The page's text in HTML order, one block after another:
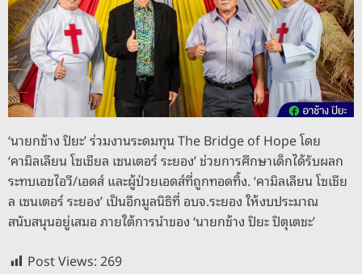
o
k
erk
‘นายกช้าง ปิยะ’ ร่วมงานระดมทุน The Bridge of Hope โดย
‘คามิลเลียน โซเชียล เซนเตอร์ ระยอง’ ช่วยการศึกษาเด็กได้รับผลก
ระทบเอชไอวี/เอดส์ และผู้ป่วยเอดส์ที่ถูกทอดทิ้ง. ‘คามิลเลียน โซเชีย
ล เซนเตอร์ ระยอง’ เป็นอีกมูลนิธิที่ อบจ.ระยอง ให้งบประมาณ
สนับสนุนอยู่เสมอ ภายใต้การนำของ ‘นายกช้าง ปิยะ ปิตุเตชะ’
Post Views:269